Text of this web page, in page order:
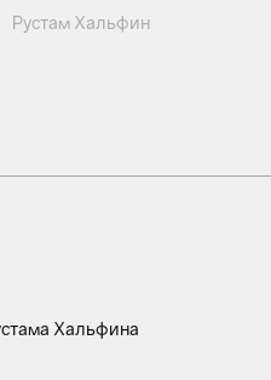
Рустам Хальфин
Хальфина